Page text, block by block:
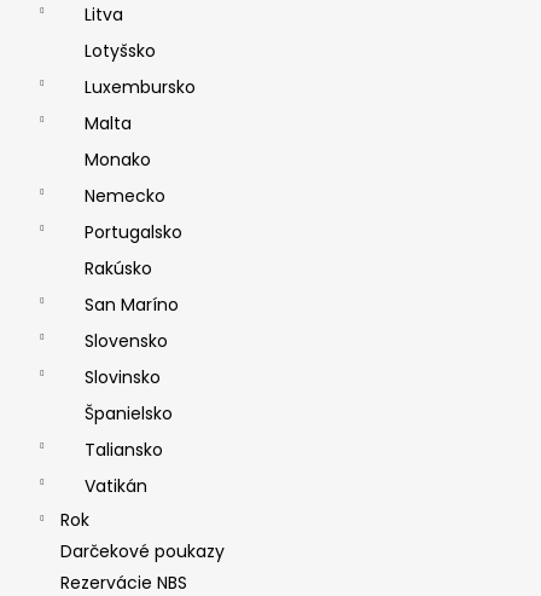
Litva
Lotyšsko
Luxembursko
Malta
Monako
Nemecko
Portugalsko
Rakúsko
San Maríno
Slovensko
Slovinsko
Španielsko
Taliansko
Vatikán
Rok
Darčekové poukazy
Rezervácie NBS